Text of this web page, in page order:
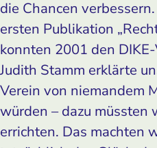
die Chancen
ersten Publikation
konnten 2001 den
Judith Stamm erklärte
Verein von niemandem
würden – dazu müssten
errichten. Das machten